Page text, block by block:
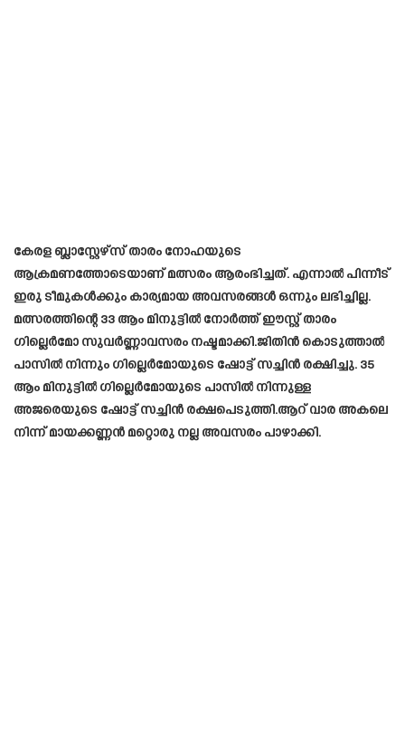
കേരള ബ്ലാസ്റ്റേഴ്‌സ് താരം നോഹയുടെ
ആക്രമണത്തോടെയാണ് മത്സരം ആരംഭിച്ചത്. എന്നാൽ പിന്നീട്
ഇരു ടീമുകൾക്കും കാര്യമായ അവസരങ്ങൾ ഒന്നും ലഭിച്ചില്ല.
മത്സരത്തിന്റെ 33 ആം മിനുട്ടിൽ നോർത്ത് ഈസ്റ്റ് താരം
ഗില്ലെർമോ സുവർണ്ണാവസരം നഷ്ടമാക്കി.ജിതിൻ കൊടുത്താൽ
പാസിൽ നിന്നും ഗില്ലെർമോയുടെ ഷോട്ട് സച്ചിൻ രക്ഷിച്ചു. 35
ആം മിനുട്ടിൽ ഗില്ലെർമോയുടെ പാസിൽ നിന്നുള്ള
അജരെയുടെ ഷോട്ട് സച്ചിൻ രക്ഷപെടുത്തി.ആറ് വാര അകലെ
നിന്ന് മായക്കണ്ണൻ മറ്റൊരു നല്ല അവസരം പാഴാക്കി.